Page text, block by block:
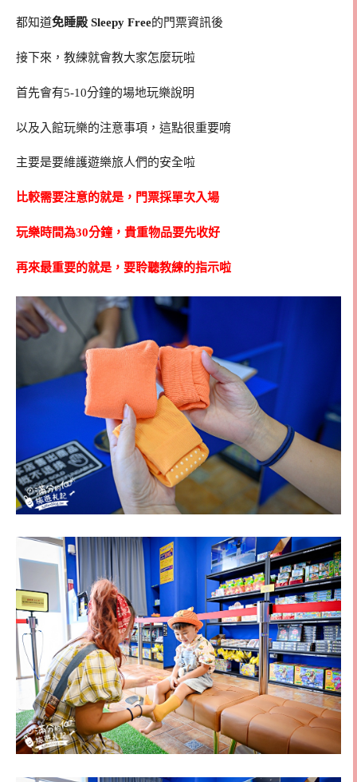
都知道免睡殿 Sleepy Free的門票資訊後
接下來，教練就會教大家怎麼玩啦
首先會有5-10分鐘的場地玩樂說明
以及入館玩樂的注意事項，這點很重要唷
主要是要維護遊樂旅人們的安全啦
比較需要注意的就是，門票採單次入場
玩樂時間為30分鐘，貴重物品要先收好
再來最重要的就是，要聆聽教練的指示啦